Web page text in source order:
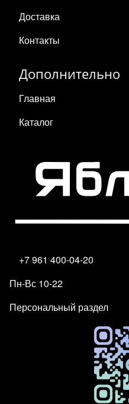
Доставка
Контакты
Дополнительно
Главная
Каталог
+7 961 400-04-20
Пн-Вс 10-22
Персональный раздел